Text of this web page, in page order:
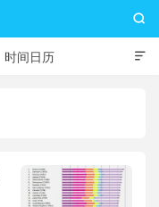

时间日历
